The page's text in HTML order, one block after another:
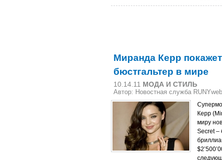
Миранда Керр
бюстгальтер в мире
10.14.11 МОДА И СТИЛЬ
Автор: Новостная служба RUNYweb
Керр
миру
Secret –